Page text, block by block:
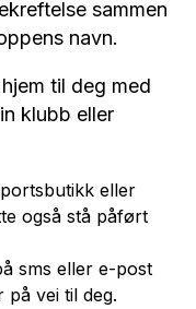
sammen
navn.
til deg med
klubb eller
eller
også stå påført
sms eller e-post
vei til deg.